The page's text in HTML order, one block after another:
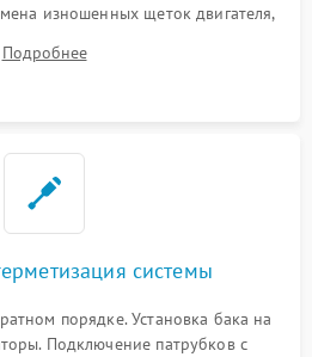
изношенных щеток двигателя,
резиновой манжеты.
Подробнее
системы
порядке. Установка бака на
Подключение патрубков с